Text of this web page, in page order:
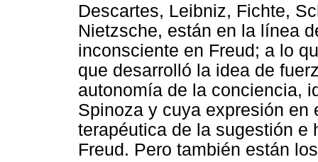
Descartes, Leibniz, Fichte,
Nietzsche, están en la línea
inconsciente en Freud; a lo
que desarrolló la idea de
autonomía de la conciencia,
Spinoza y cuya expresión en
terapéutica de la sugestión e
Freud. Pero también están